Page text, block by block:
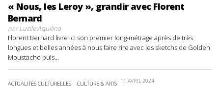
« Nous, les Leroy », grandir avec Florent
Bernard
parLucile Aquilina
Florent Bernard livre ici son premier long-métrage après de très
longues et belles années à nous faire rire avec les sketchs de Golden
Moustache puis...
ACTUALITÉS CULTURELLES CULTURE & ARTS 11 AVRIL 2024